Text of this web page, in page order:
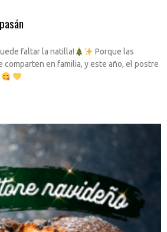
faltar la natilla!
Porque las
comparten en familia, y este año, el postre